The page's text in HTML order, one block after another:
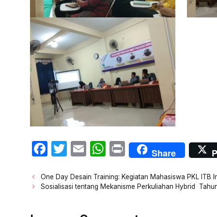
F
c
e
T
itt
er
E
ail
W
at
s
P
ri
nt
Share
Post
navigation
One Day Desain Training: Kegiatan Mahasiswa PKL ITB
Sosialisasi tentang Mekanisme Perkuliahan Hybrid